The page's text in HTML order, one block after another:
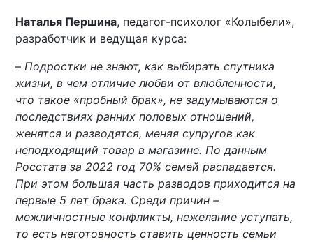
Наталья Першина, педагог-психолог «Колыбели»,
разработчик и ведущая курса:
– Подростки не знают, как выбирать спутника
жизни, в чем отличие любви от влюбленности,
что такое «пробный брак», не задумываются о
последствиях ранних половых отношений,
женятся и разводятся, меняя супругов как
неподходящий товар в магазине. По данным
Росстата за 2022 год 70% семей распадается.
При этом большая часть разводов приходится на
первые 5 лет брака. Среди причин –
межличностные конфликты, нежелание уступать,
то есть неготовность ставить ценность семьи